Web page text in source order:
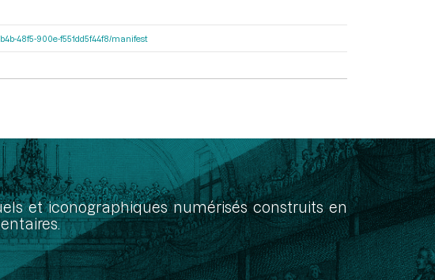
48f5-900e-f551dd5f44f8/manifest
et iconographiques numérisés construits en